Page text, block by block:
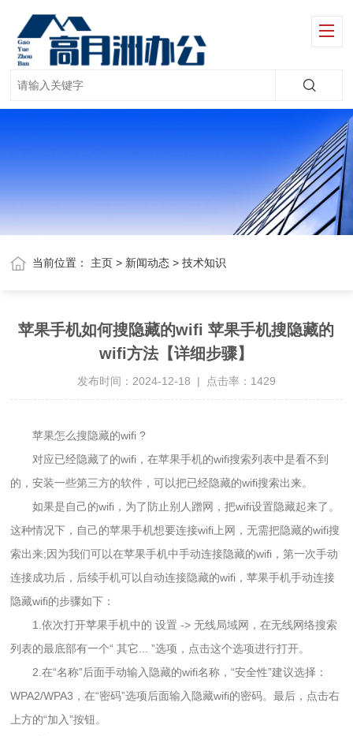
当前位置： 主页 > 新闻动态 >技术知识
苹果手机如何搜隐藏的wifi 苹果手机搜隐藏的
wifi方法【详细步骤】
发布时间：2024-12-18 | 点击率： 1429
苹果怎么搜隐藏的wifi ?
对应已经隐藏了的wifi，在苹果手机的wifi搜索列表中是看不到
的，安装一些第三方的软件，可以把已经隐藏的wifi搜索出来。
如果是自己的wifi，为了防止别人蹭网，把wifi设置隐藏起来了。
这种情况下，自己的苹果手机想要连接wifi上网，无需把隐藏的wifi搜
索出来;因为我们可以在苹果手机中手动连接隐藏的wifi，第一次手动
连接成功后，后续手机可以自动连接隐藏的wifi，苹果手机手动连接
隐藏wifi的步骤如下：
1.依次打开苹果手机中的 设置 -> 无线局域网，在无线网络搜索
列表的最底部有一个“ 其它... ”选项，点击这个选项进行打开。
2.在“名称”后面手动输入隐藏的wifi名称，“安全性”建议选择：
WPA2/WPA3，在“密码”选项后面输入隐藏wifi的密码。最后，点击右
上方的“加入”按钮。